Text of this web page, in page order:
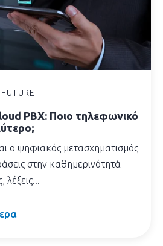
FUTURE
PBX: Ποιο τηλεφωνικό
ο ψηφιακός μετασχηματισμός
στην καθημερινότητά
λέξεις...